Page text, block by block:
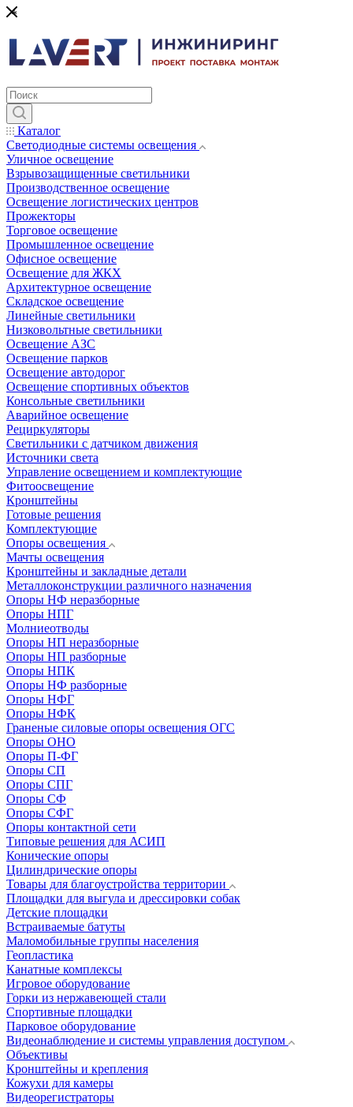
Каталог
Светодиодные системы освещения
Уличное освещение
Взрывозащищенные светильники
Производственное освещение
Освещение логистических центров
Прожекторы
Торговое освещение
Промышленное освещение
Офисное освещение
Освещение для ЖКХ
Архитектурное освещение
Складское освещение
Линейные светильники
Низковольтные светильники
Освещение АЗС
Освещение парков
Освещение автодорог
Освещение спортивных объектов
Консольные светильники
Аварийное освещение
Рециркуляторы
Светильники с датчиком движения
Источники света
Управление освещением и комплектующие
Фитоосвещение
Кронштейны
Готовые решения
Комплектующие
Опоры освещения
Мачты освещения
Кронштейны и закладные детали
Металлоконструкции различного назначения
Опоры НФ неразборные
Опоры НПГ
Молниеотводы
Опоры НП неразборные
Опоры НП разборные
Опоры НПК
Опоры НФ разборные
Опоры НФГ
Опоры НФК
Граненые силовые опоры освещения ОГС
Опоры ОНО
Опоры П-ФГ
Опоры СП
Опоры СПГ
Опоры СФ
Опоры СФГ
Опоры контактной сети
Типовые решения для АСИП
Конические опоры
Цилиндрические опоры
Товары для благоустройства территории
Площадки для выгула и дрессировки собак
Детские площадки
Встраиваемые батуты
Маломобильные группы населения
Геопластика
Канатные комплексы
Игровое оборудование
Горки из нержавеющей стали
Спортивные площадки
Парковое оборудование
Видеонаблюдение и системы управления доступом
Объективы
Кронштейны и крепления
Кожухи для камеры
Видеорегистраторы
*